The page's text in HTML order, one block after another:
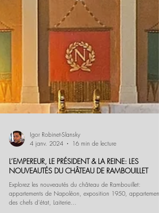
Igor Robinet-Slansky
4 janv. 2024
16 min de lecture
L’EMPEREUR, LE PRÉSIDENT & LA REINE: LES
NOUVEAUTÉS DU CHÂTEAU DE RAMBOUILLET
Explorez les nouveautés du château de Rambouillet:
appartements de Napoléon, exposition 1950, appartements